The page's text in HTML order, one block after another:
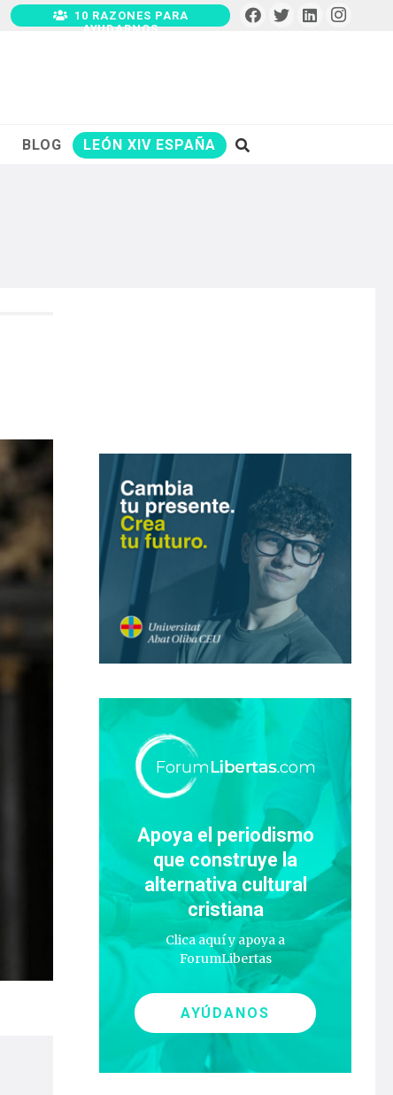
10 RAZONES PARA
AYUDARNOS
BLOG LEÓN XIV ESPAÑA
Apoya el periodismo
que construye la
alternativa cultural
cristiana
Clica aquí y apoya a
ForumLibertas
AYÚDANOS